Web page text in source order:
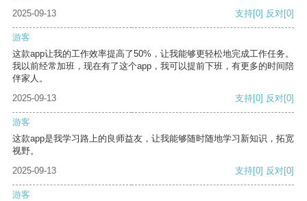
2025-09-13
支持[0] 反对[0]
游客
这款app让我的工作效率提高了50%，让我能够更轻松地完成工作任务。
我以前经常加班，现在有了这个app，我可以提前下班，有更多的时间陪
伴家人。
2025-09-13
支持[0] 反对[0]
游客
这款app是我学习路上的良师益友，让我能够随时随地学习新知识，拓宽
视野。
2025-09-13
支持[0] 反对[0]
游客